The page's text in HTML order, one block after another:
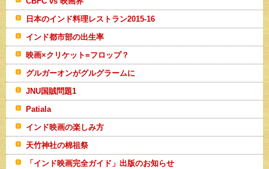
日本のインド料理レストラン2015-16
インド都市部の出生率
映画×クリケット=フロップ？
グルガーオンがグルグラームに
JNU国賊問題1
Patiala
インド映画の楽しみ方
天竹神社の棉祖祭
「インド映画完全ガイド」出版のお知らせ